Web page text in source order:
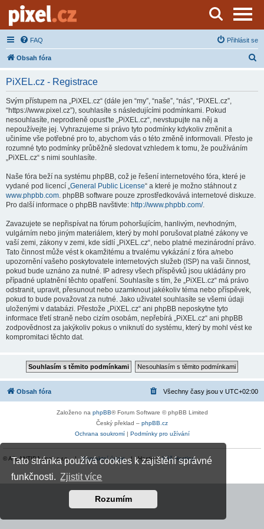
Tato stránka používá cookies k zajištění správné
funkčnosti. Zjistit více
Rozumím
Server o natáčení a zpracování videa
FAQ Přihlásit se
Obsah fóra
PiXEL.cz - Registrace
Svým přístupem na „PiXEL.cz“ (dále jen “my”, “naše”, “nás”, “PiXEL.cz”,
“https://www.pixel.cz”), souhlasíte s následujícími podmínkami. Pokud
nesouhlasíte, neprodleně opusťte „PiXEL.cz“, nevstupujte na něj a
nepoužívejte jej. Vyhrazujeme si právo tyto podmínky kdykoliv změnit a
učiníme vše potřebné pro to, abychom vás o této změně informovali. Přesto je
rozumné tyto podmínky průběžně sledovat vzhledem k tomu, že používáním
„PiXEL.cz“ s nimi souhlasíte.
Naše fóra beží na systému phpBB, což je řešení internetového fóra, které je
vydané pod licencí „General Public License“ a které je možno stáhnout z
www.phpbb.com. phpBB software pouze zprostředkovává internetové diskuze.
Pro další informace o phpBB navštivte: http://www.phpbb.com/.
Zavazujete se nepřispívat na fórum pohoršujícím, hanlivým, nevhodným,
vulgárním nebo jiným materiálem, který by mohl porušovat platné zákony ve
vaší zemi, zákony v zemi, kde sídlí „PiXEL.cz“, nebo platné mezinárodní právo.
Tato činnost může vést k okamžitému a trvalému vykázání z fóra a/nebo
upozornění vašeho poskytovatele internetových služeb (ISP) na vaši činnost,
pokud bude uznáno za nutné. IP adresy všech příspěvků jsou ukládány pro
případné uplatnění těchto opatření. Souhlasíte s tím, že „PiXEL.cz“ má právo
odstranit, upravit, přesunout nebo uzamknout jakékoliv téma nebo příspěvek,
pokud to bude považovat za nutné. Jako uživatel souhlasíte se všemi údaji
uloženými v databázi. Přestože „PiXEL.cz“ ani phpBB neposkytne tyto
informace třetí straně nebo cizím osobám, nepřebírá „PiXEL.cz“ ani phpBB
zodpovědnost za jakýkoliv pokus o vniknutí do systému, který by mohl vést ke
kompromitaci těchto dat.
Obsah fóra Všechny časy jsou v UTC+02:00
Založeno na phpBB® Forum Software © phpBB Limited
Český překlad – phpBB.cz
Ochrana soukromí| Podmínky pro užívání
© ATLANTIDA spol. s r.o. |Kontaktní údaje| Hosting:Váš Hosting